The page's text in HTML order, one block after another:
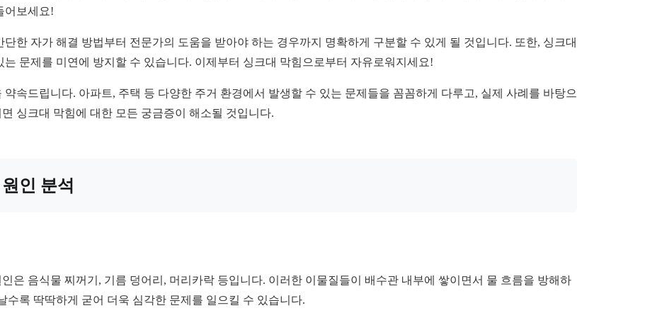
어보세요!
한 자가 해결 방법부터 전문가의 도움을 받아야 하는 경우까지 명확하게 구분할 수 있게 될 것입니다. 또한, 싱크대
문제를 미연에 방지할 수 있습니다. 이제부터 싱크대 막힘으로부터 자유로워지세요!
속드립니다. 아파트, 주택 등 다양한 주거 환경에서 발생할 수 있는 문제들을 꼼꼼하게 다루고, 실제 사례를 바탕으
싱크대 막힘에 대한 모든 궁금증이 해소될 것입니다.
인 분석
은 음식물 찌꺼기, 기름 덩어리, 머리카락 등입니다. 이러한 이물질들이 배수관 내부에 쌓이면서 물 흐름을 방해하
록 딱딱하게 굳어 더욱 심각한 문제를 일으킬 수 있습니다.